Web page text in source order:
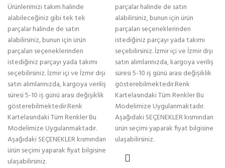
Ürünlerimizi takım halinde
alabileceğiniz gibi tek tek
parçalar halinde de satın
alabilirsiniz, bunun için ürün
parçaları seçeneklerinden
istediğiniz parçayı yada takımı
seçebilirsiniz. İzmir içi ve İzmir dışı
satın alımlarınızda, kargoya veriliş
süresi 5-10 iş günü arası değişiklik
gösterebilmektedir.Renk
Kartelasındaki Tüm Renkler Bu
Modelimize Uygulanmaktadır.
Aşağıdaki SEÇENEKLER kısmından
ürün seçimi yaparak fiyat bilgisine
ulaşabilirsiniz.
parçalar halinde de satın
alabilirsiniz, bunun için ürün
parçaları seçeneklerinden
istediğiniz parçayı yada takımı
seçebilirsiniz. İzmir içi ve İzmir dışı
satın alımlarınızda, kargoya veriliş
süresi 5-10 iş günü arası değişiklik
gösterebilmektedir.Renk
Kartelasındaki Tüm Renkler Bu
Modelimize Uygulanmaktadır.
Aşağıdaki SEÇENEKLER kısmından
ürün seçimi yaparak fiyat bilgisine
ulaşabilirsiniz.